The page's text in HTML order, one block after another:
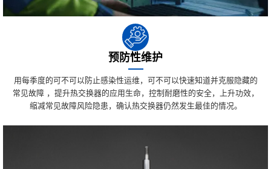
预防性维护
用每季度的可不可以防止感染性运维，可不可以快速知道并克服隐藏的
常见故障 ，提升热交换器的应用生命，控制耐磨性的安全，上升功效，
缩减常见故障风险隐患，确认热交换器仍然发生最佳的情况。